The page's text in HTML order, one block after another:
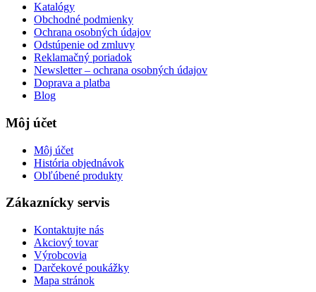
Katalógy
Obchodné podmienky
Ochrana osobných údajov
Odstúpenie od zmluvy
Reklamačný poriadok
Newsletter – ochrana osobných údajov
Doprava a platba
Blog
Môj účet
Môj účet
História objednávok
Obľúbené produkty
Zákaznícky servis
Kontaktujte nás
Akciový tovar
Výrobcovia
Darčekové poukážky
Mapa stránok